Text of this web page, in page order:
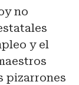
no
y el
pizarrones